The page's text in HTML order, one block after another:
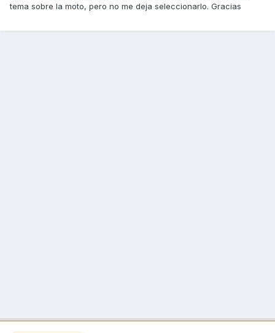
tema sobre la moto, pero no me deja seleccionarlo. Gracias